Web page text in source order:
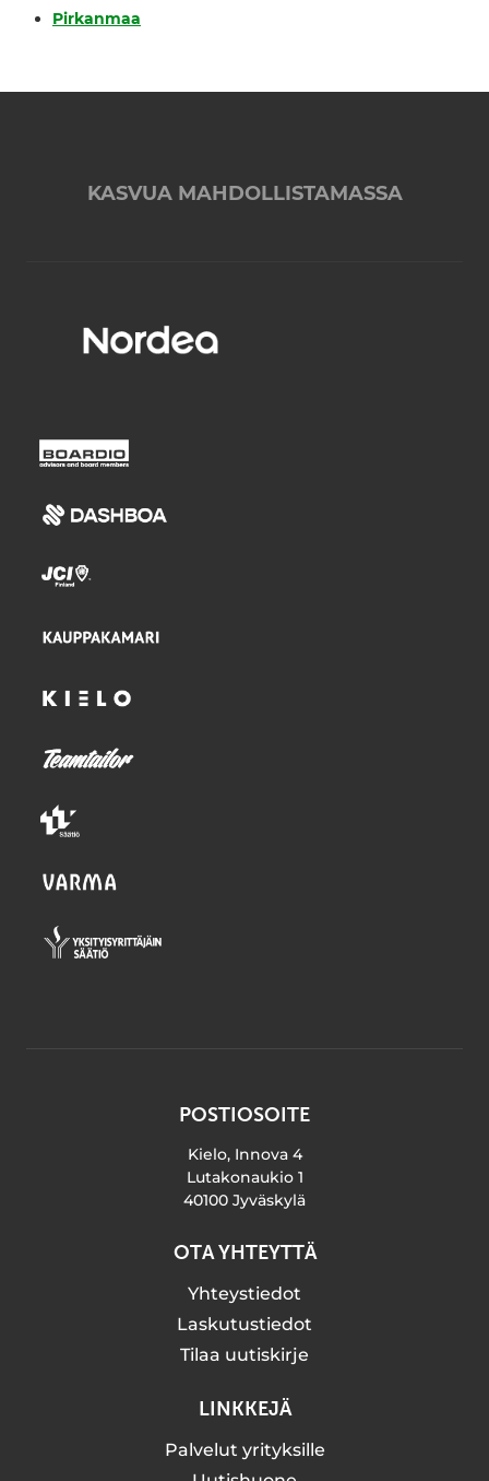
Pirkanmaa
KASVUA MAHDOLLISTAMASSA
POSTIOSOITE
Kielo, Innova 4
Lutakonaukio 1
40100 Jyväskylä
OTA YHTEYTTÄ
Yhteystiedot
Laskutustiedot
Tilaa uutiskirje
LINKKEJÄ
Palvelut yrityksille